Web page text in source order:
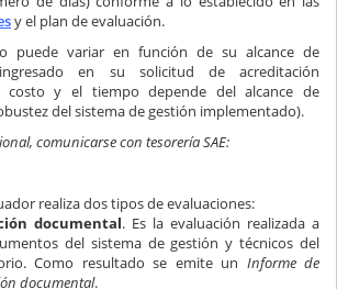
y el plan de evaluación.
puede variar en función de su alcance de
en su solicitud de acreditación
costo y el tiempo depende del alcance de
del sistema de gestión implementado).
comunicarse con tesorería SAE:
realiza dos tipos de evaluaciones:
documental. Es la evaluación realizada a
del sistema de gestión y técnicos del
Como resultado se emite un Informe de
documental.